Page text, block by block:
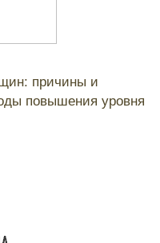
причины и
повышения уровня